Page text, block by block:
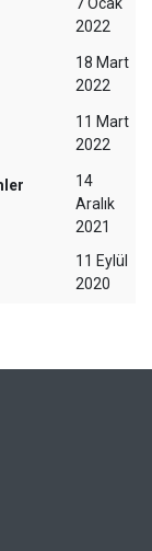
2022
18 Mart
2022
11 Mart
2022
14
Aralık
2021
11 Eylül
2020